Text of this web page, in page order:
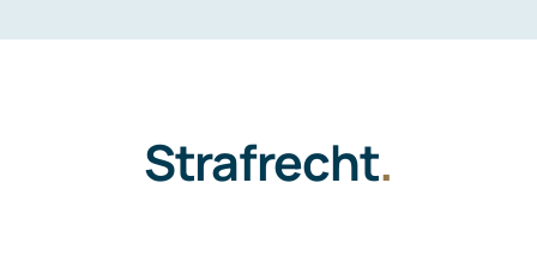
Strafrecht.